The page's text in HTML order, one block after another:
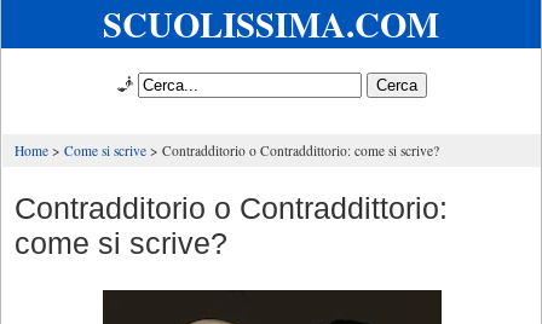
SCUOLISSIMA.COM
🧞
Home Come si scrive Contradditorio o Contraddittorio: come si scrive?
Contradditorio o Contraddittorio:
come si scrive?